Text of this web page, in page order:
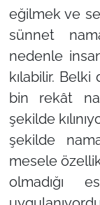
eğilmek ve
sünnet
nedenle
kılabilir. Belki
bin rekât
şekilde
şekilde
mesele
olmadığı